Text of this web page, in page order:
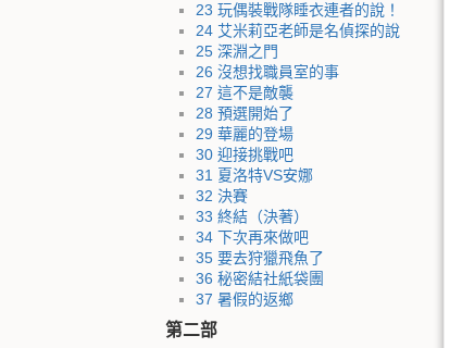
23 玩偶裝戰隊睡衣連者的說！
24 艾米莉亞老師是名偵探的說
25 深淵之門
26 沒想找職員室的事
27 這不是敵襲
28 預選開始了
29 華麗的登場
30 迎接挑戰吧
31 夏洛特VS安娜
32 決賽
33 終結（決著）
34 下次再來做吧
35 要去狩獵飛魚了
36 秘密結社紙袋團
37 暑假的返鄉
第二部